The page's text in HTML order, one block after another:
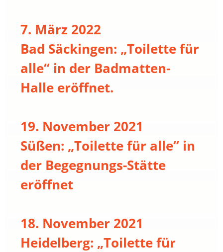
7. März 2022
Bad Säckingen: „Toilette für
alle“ in der Badmatten-
Halle eröffnet.
19. November 2021
Süßen: „Toilette für alle“ in
der Begegnungs-Stätte
eröffnet
18. November 2021
Heidelberg: „Toilette für